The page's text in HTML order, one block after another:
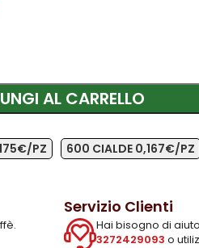
AL CARRELLO
PZ 600 CIALDE 0,167€/PZ
Servizio Clienti
Hai bisogno di
3272429093 o